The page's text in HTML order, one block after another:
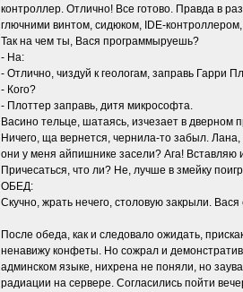
контроллер. Отлично! Все готово. Правда в
глючними винтом, сидюком, IDE-
Так на чем ты, Вася программыруешь?
- На:
- Отлично, чиздуй к геологам, заправь Гарри
- Кого?
- Плоттер заправь, дитя микрософта.
Васино тельце, шатаясь, изчезает в
Ничего, ща вернется, чернила-то забыл.
они у меня айпишнике засели? Ага! Вставляю
Причесаться, что ли? Не, лучше в змейку
ОБЕД:
Скучно, жрать нечего, столовую закрыли.
После обеда, как и следовало ожидать,
ненавижу конфеты. Но сожрал и
админском языке, нихрена не поняли, но
радиации на сервере. Согласились пойти